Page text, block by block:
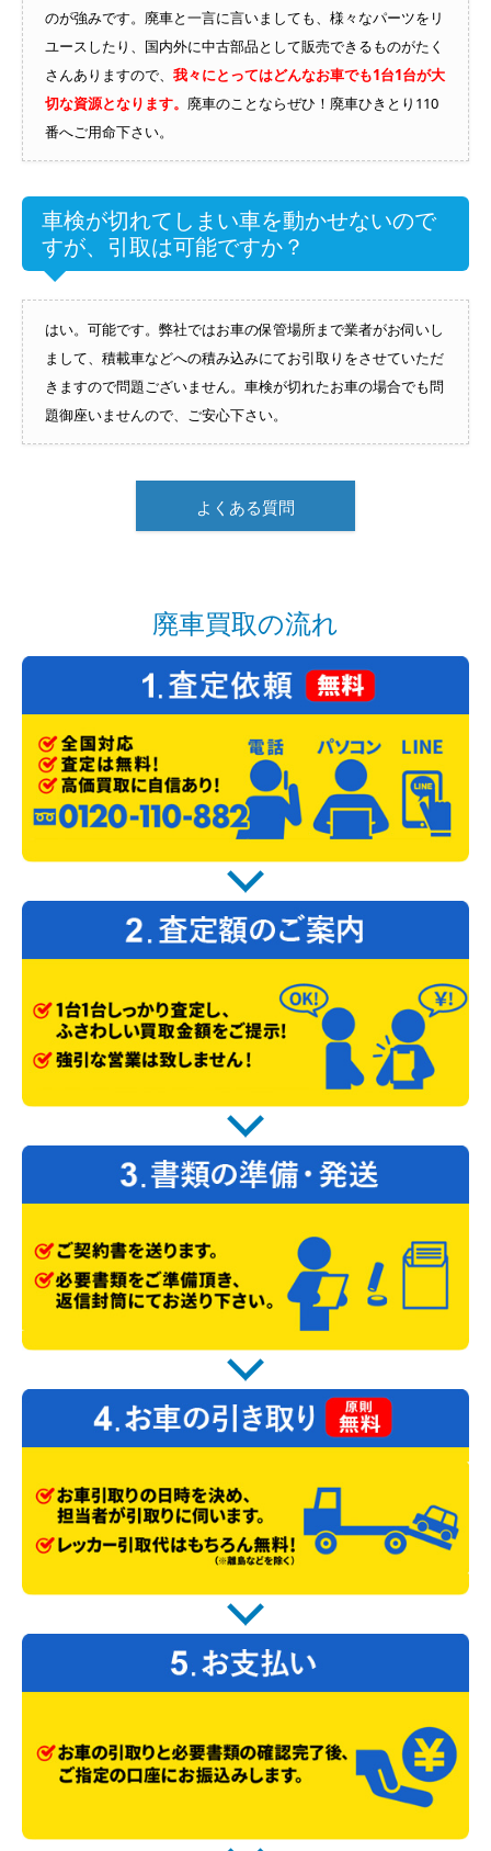
のが強みです。廃車と一言に言いましても、様々なパーツをリ
ユースしたり、国内外に中古部品として販売できるものがたく
さんありますので、 我々にとってはどんなお車でも1台1台が大
切な資源となります。 廃車のことならぜひ！廃車ひきとり110
番へご用命下さい。
車検が切れてしまい車を動かせないので
すが、引取は可能ですか？
はい。可能です。弊社ではお車の保管場所まで業者がお伺いし
まして、積載車などへの積み込みにてお引取りをさせていただ
きますので問題ございません。車検が切れたお車の場合でも問
題御座いませんので、ご安心下さい。
よくある質問
廃車買取の流れ